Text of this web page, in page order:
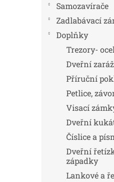
Samozavírače
Zadlabávací
Doplňky
Trezory-
Dveřní
Příruční
Petlice,
Visací
Dveřní
Číslice a
Dveřní
západky
Lankové a